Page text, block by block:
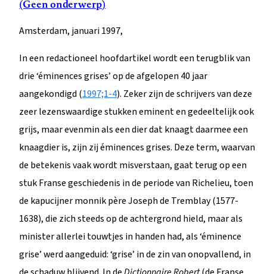
(Geen onderwerp)
Amsterdam, januari 1997,
In een redactioneel hoofdartikel wordt een terugblik van
drie ‘éminences grises’ op de afgelopen 40 jaar
aangekondigd (1997;1-4). Zeker zijn de schrijvers van deze
zeer lezenswaardige stukken eminent en gedeeltelijk ook
grijs, maar evenmin als een dier dat knaagt daarmee een
knaagdier is, zijn zij éminences grises. Deze term, waarvan
de betekenis vaak wordt misverstaan, gaat terug op een
stuk Franse geschiedenis in de periode van Richelieu, toen
de kapucijner monnik père Joseph de Tremblay (1577-
1638), die zich steeds op de achtergrond hield, maar als
minister allerlei touwtjes in handen had, als ‘éminence
grise’ werd aangeduid: ‘grise’ in de zin van onopvallend, in